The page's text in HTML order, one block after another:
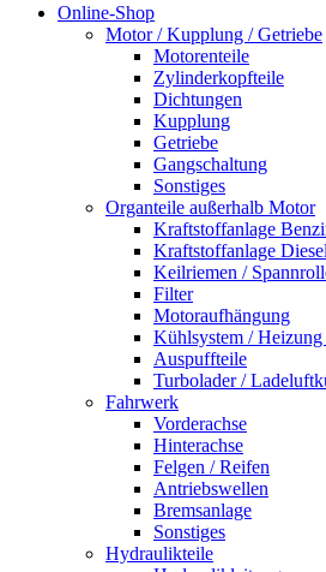
Online-Shop
Motor / Kupplung / Getriebe
Motorenteile
Zylinderkopfteile
Dichtungen
Kupplung
Getriebe
Gangschaltung
Sonstiges
Organteile außerhalb Motor
Kraftstoffanlage
Kraftstoffanlage Diesel
Keilriemen /
Filter
Motoraufhängung
Kühlsystem /
Auspuffteile
Turbolader /
Fahrwerk
Vorderachse
Hinterachse
Felgen / Reifen
Antriebswellen
Bremsanlage
Sonstiges
Hydraulikteile